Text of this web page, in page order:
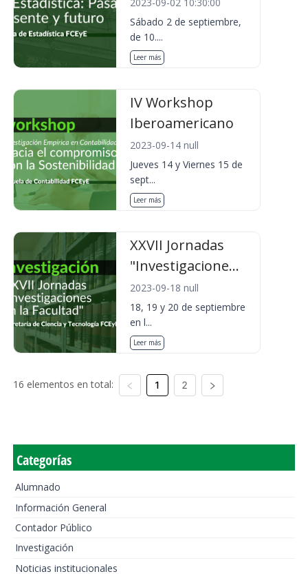
Sábado 2 de septiembre,
de 10....
Leer más
IV Workshop
Iberoamericano
2023-09-14 null
Jueves 14 y Viernes 15 de
sept...
Leer más
XXVII Jornadas
"Investigacione...
2023-09-18 null
18, 19 y 20 de septiembre
en l...
Leer más
16 elementos en total: 1 2
Categorías
Alumnado
Información General
Contador Público
Investigación
Noticias institucionales